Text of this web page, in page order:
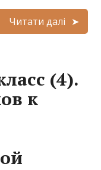
Читати далі
(4).
к